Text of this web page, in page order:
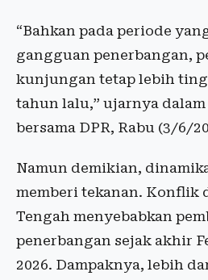
“Bahkan pada periode
gangguan penerbangan,
kunjungan tetap lebih
tahun lalu,” ujarnya
bersama DPR, Rabu (3/6/
Namun demikian,
memberi tekanan. Konflik
Tengah menyebabkan
penerbangan sejak akhir
2026. Dampaknya, lebih